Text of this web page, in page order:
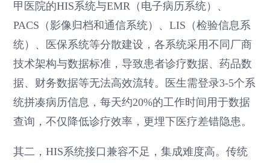
甲医院的HIS系统与EMR（电子病历系统）、
PACS（影像归档和通信系统）、LIS（检验信息系
统）、医保系统等分散建设，各系统采用不同厂商
技术架构与数据标准，导致患者诊疗数据、药品数
据、财务数据等无法高效流转。医生需登录3-5个系
统拼凑病历信息，每天约20%的工作时间用于数据
查询，不仅降低诊疗效率，更埋下医疗差错隐患。
其二，HIS系统接口兼容不足，集成难度高。传统